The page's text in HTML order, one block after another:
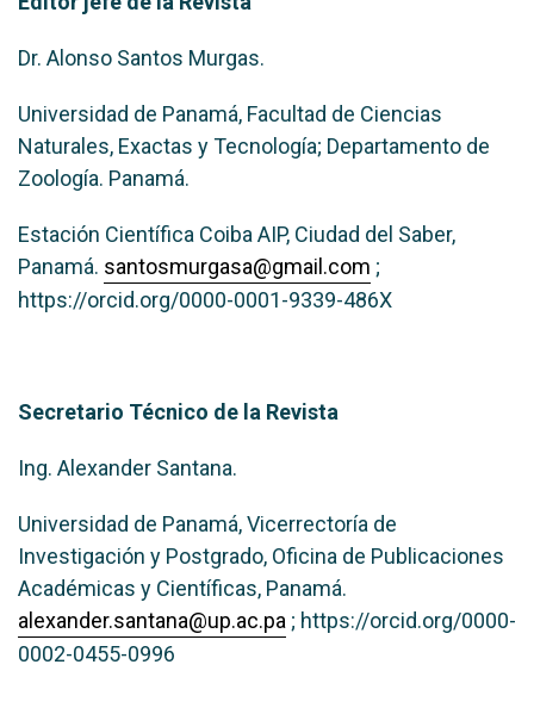
Dr. Alonso Santos Murgas.
Universidad de Panamá, Facultad de Ciencias
Naturales, Exactas y Tecnología; Departamento de
Zoología. Panamá.
Estación Científica Coiba AIP, Ciudad del Saber,
Panamá. santosmurgasa@gmail.com ;
https://orcid.org/0000-0001-9339-486X
Secretario Técnico de la Revista
Ing. Alexander Santana.
Universidad de Panamá, Vicerrectoría de
Investigación y Postgrado, Oficina de Publicaciones
Académicas y Científicas, Panamá.
alexander.santana@up.ac.pa ; https://orcid.org/0000-
0002-0455-0996